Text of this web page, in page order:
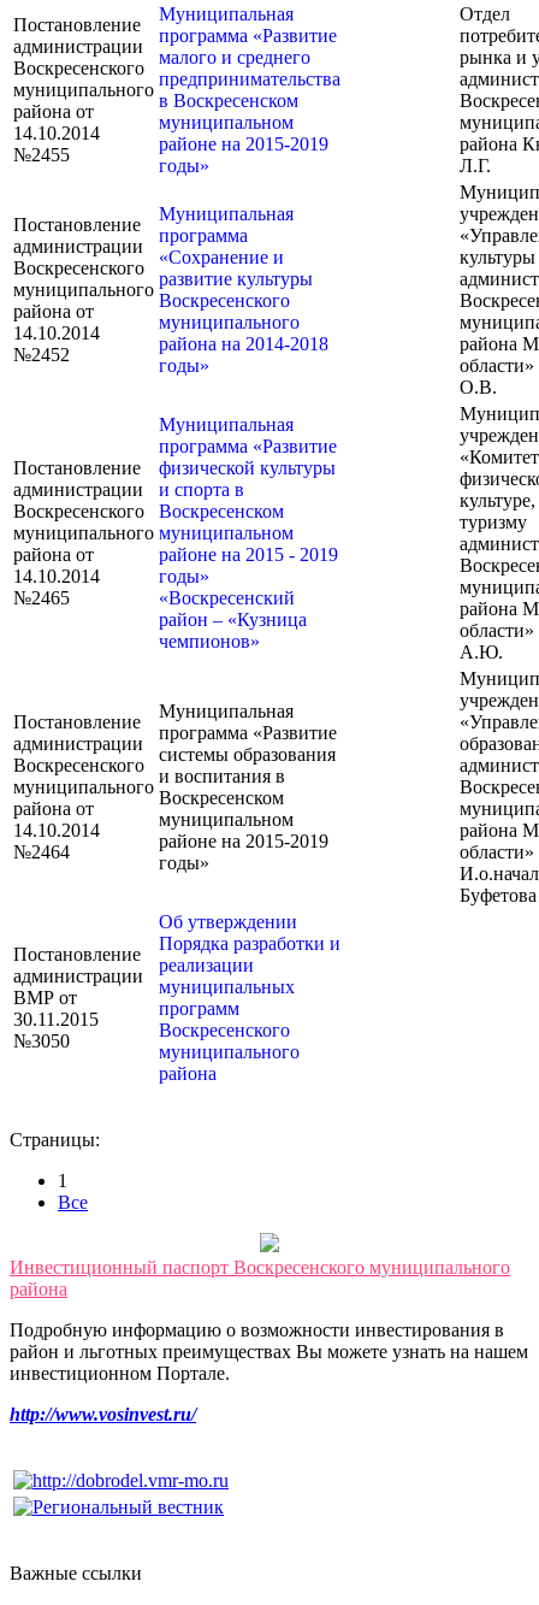
Постановление
администрации
Воскресенского
муниципального
района от
14.10.2014
№2455
Муниципальная
программа «Развитие
малого и среднего
предпринимательства
в Воскресенском
муниципальном
районе на 2015-2019
годы»
Отдел
рынка и
района
Л.Г.
Постановление
администрации
Воскресенского
муниципального
района от
14.10.2014
№2452
Муниципальная
программа
«Сохранение и
развитие культуры
Воскресенского
муниципального
района на 2014-2018
годы»
культуры
района
О.В.
Постановление
администрации
Воскресенского
муниципального
района от
14.10.2014
№2465
Муниципальная
программа «Развитие
физической культуры
и спорта в
Воскресенском
муниципальном
районе на 2015 - 2019
годы»
«Воскресенский
район – «Кузница
чемпионов»
туризму
района
А.Ю.
Постановление
администрации
Воскресенского
муниципального
района от
14.10.2014
№2464
Муниципальная
программа «Развитие
системы образования
и воспитания в
Воскресенском
муниципальном
районе на 2015-2019
годы»
района
области»
Постановление
администрации
ВМР от
30.11.2015
№3050
Об утверждении
Порядка разработки и
реализации
муниципальных
программ
Воскресенского
муниципального
района
Страницы:
1
Все
Инвестиционный паспорт Воскресенского муниципального
района
Подробную информацию о возможности инвестирования в
район и льготных преимуществах Вы можете узнать на нашем
инвестиционном Портале.
http://www.vosinvest.ru/
Важные ссылки